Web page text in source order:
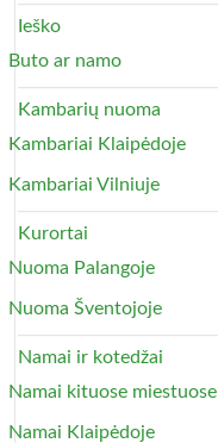
Ieško
Buto ar namo
Kambarių nuoma
Kambariai Klaipėdoje
Kambariai Vilniuje
Kurortai
Nuoma Palangoje
Nuoma Šventojoje
Namai ir kotedžai
Namai kituose miestuose
Namai Klaipėdoje